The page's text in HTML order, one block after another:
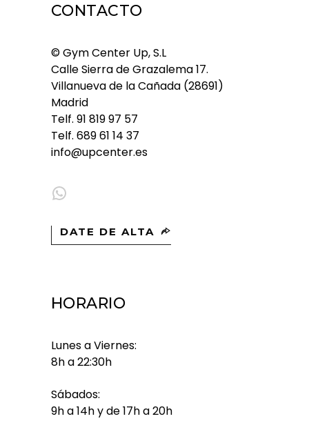
CONTACTO
© Gym Center Up, S.L
Calle Sierra de Grazalema 17.
Villanueva de la Cañada (28691)
Madrid
Telf. 91 819 97 57
Telf. 689 61 14 37
info@upcenter.es
WhatsApp
DATE DE ALTA
HORARIO
Lunes a Viernes:
8h a 22:30h
Sábados:
9h a 14h y de 17h a 20h